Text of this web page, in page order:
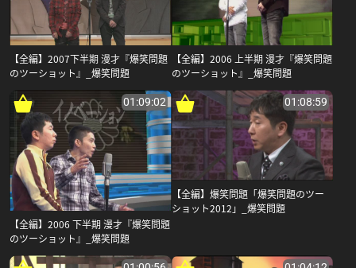
【全編】2007下半期 漫才『爆笑問題
のツーショット』_爆笑問題
【全編】2006 上半期 漫才『爆笑問題
のツーショット』_爆笑問題
01:09:02
【全編】2006 下半期 漫才『爆笑問題
のツーショット』_爆笑問題
01:08:59
【全編】爆笑問題「爆笑問題のツー
ショット2012」_爆笑問題